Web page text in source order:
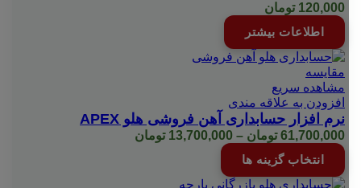
120,000 تومان
اطلاعات بیشتر
مقایسه
مشاهده سریع
افزودن به علاقه مندی
نرم افزار حسابداری آهن فروشی هلو APEX
61,700,000 تومان –
13,700,000 تومان
انتخاب گزینه ها
این
دارای